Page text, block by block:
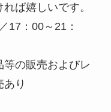
ば嬉しいです。
17：00～21：
等の販売およびレ
り